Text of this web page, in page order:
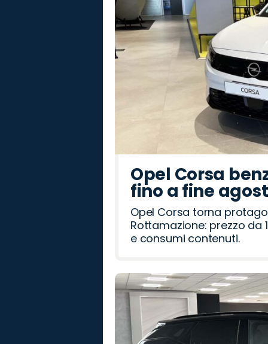
Opel Corsa
fino a fine
Opel Corsa torna
Rottamazione: prezzo da
e consumi contenuti.